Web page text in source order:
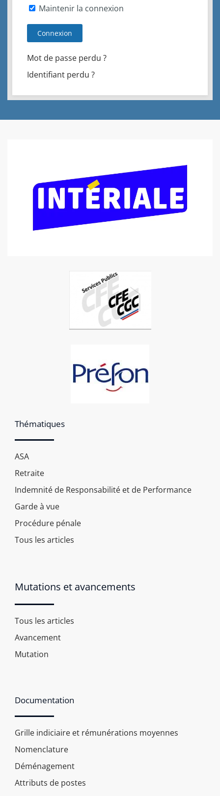
Maintenir la connexion
Connexion
Mot de passe perdu ?
Identifiant perdu ?
Thématiques
ASA
Retraite
Indemnité de Responsabilité et de Performance
Garde à vue
Procédure pénale
Tous les articles
Mutations et avancements
Tous les articles
Avancement
Mutation
Documentation
Grille indiciaire et rémunérations moyennes
Nomenclature
Déménagement
Attributs de postes